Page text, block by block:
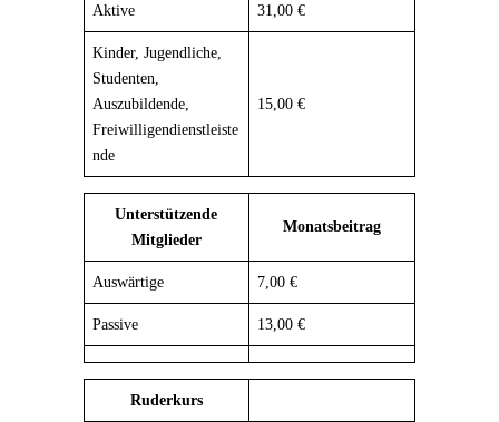
Aktive 31,00 €
Kinder, Jugendliche,
Studenten,
Auszubildende,
Freiwilligendienstleiste
nde
15,00 €
Unterstützende
Mitglieder
Monatsbeitrag
Auswärtige 7,00 €
Passive 13,00 €
Ruderkurs